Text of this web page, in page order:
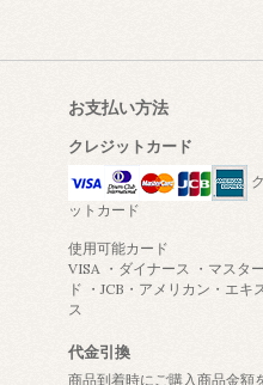
お支払い方法
クレジットカード
ットカード
使用可能カード
VISA ・ダイナース ・マスタ
ド ・JCB・アメリカン・エキ
ス
代金引換
商品到着時にご購入商品金額